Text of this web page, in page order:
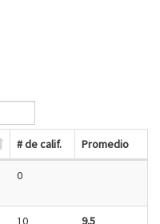
# de calif. Promedio
0
10 9.5